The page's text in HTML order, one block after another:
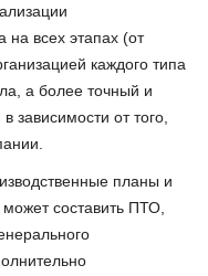
на всех этапах (от
каждого типа
а более точный и
зависимости от того,
планы и
составить ПТО,